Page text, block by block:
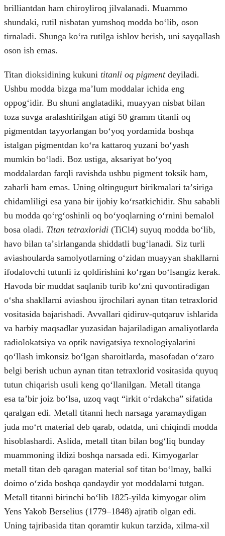
brilliantdan ham chiroyliroq jilvalanadi. Muammo
shundaki, rutil nisbatan yumshoq modda boʻlib, oson
tirnaladi. Shunga koʻra rutilga ishlov berish, uni sayqallash
oson ish emas.
Titan dioksidining kukuni titanli oq pigmentdeyiladi.
Ushbu modda bizga maʼlum moddalar ichida eng
oppogʻidir. Bu shuni anglatadiki, muayyan nisbat bilan
toza suvga aralashtirilgan atigi 50 gramm titanli oq
pigmentdan tayyorlangan boʻyoq yordamida boshqa
istalgan pigmentdan koʻra kattaroq yuzani boʻyash
mumkin boʻladi. Boz ustiga, aksariyat boʻyoq
moddalardan farqli ravishda ushbu pigment toksik ham,
zaharli ham emas. Uning oltingugurt birikmalari taʼsiriga
chidamliligi esa yana bir ijobiy koʻrsatkichidir. Shu sababli
bu modda qoʻrgʻoshinli oq boʻyoqlarning oʻrnini bemalol
bosa oladi. Titan tetraxloridi (TiCl4) suyuq modda boʻlib,
havo bilan taʼsirlanganda shiddatli bugʻlanadi. Siz turli
aviashoularda samolyotlarning oʻzidan muayyan shakllarni
ifodalovchi tutunli iz qoldirishini koʻrgan boʻlsangiz kerak.
Havoda bir muddat saqlanib turib koʻzni quvontiradigan
oʻsha shakllarni aviashou ijrochilari aynan titan tetraxlorid
vositasida bajarishadi. Avvallari qidiruv-qutqaruv ishlarida
va harbiy maqsadlar yuzasidan bajariladigan amaliyotlarda
radiolokatsiya va optik navigatsiya texnologiyalarini
qoʻllash imkonsiz boʻlgan sharoitlarda, masofadan oʻzaro
belgi berish uchun aynan titan tetraxlorid vositasida quyuq
tutun chiqarish usuli keng qoʻllanilgan. Metall titanga
esa taʼbir joiz boʻlsa, uzoq vaqt “irkit oʻrdakcha” sifatida
qaralgan edi. Metall titanni hech narsaga yaramaydigan
juda moʻrt material deb qarab, odatda, uni chiqindi modda
hisoblashardi. Aslida, metall titan bilan bogʻliq bunday
muammoning ildizi boshqa narsada edi. Kimyogarlar
metall titan deb qaragan material sof titan boʻlmay, balki
doimo oʻzida boshqa qandaydir yot moddalarni tutgan.
Metall titanni birinchi boʻlib 1825-yilda kimyogar olim
Yens Yakob Berselius (1779–1848) ajratib olgan edi.
Uning tajribasida titan qoramtir kukun tarzida, xilma-xil